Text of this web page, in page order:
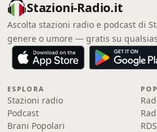
Stazioni-Radio.it
Ascolta stazioni radio e podcast di
genere o umore — gratis su
ESPLORA
Stazioni radio
Podcast
Brani Popolari